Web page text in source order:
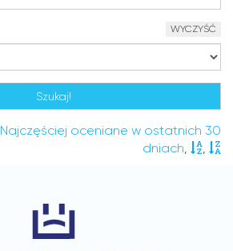
WYCZYŚĆ
Najczęściej oceniane w ostatnich 30
dniach, ,